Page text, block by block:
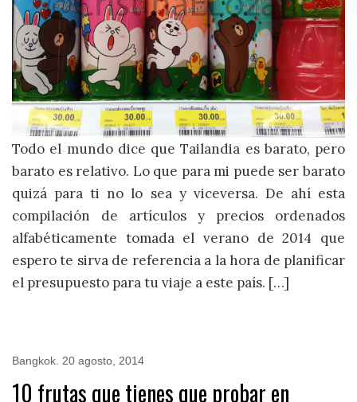
Todo el mundo dice que Tailandia es barato, pero
barato es relativo. Lo que para mi puede ser barato
quizá para ti no lo sea y viceversa. De ahí esta
compilación de artículos y precios ordenados
alfabéticamente tomada el verano de 2014 que
espero te sirva de referencia a la hora de planificar
el presupuesto para tu viaje a este país. […]
Bangkok 20 agosto, 2014
10 frutas que tienes que probar en